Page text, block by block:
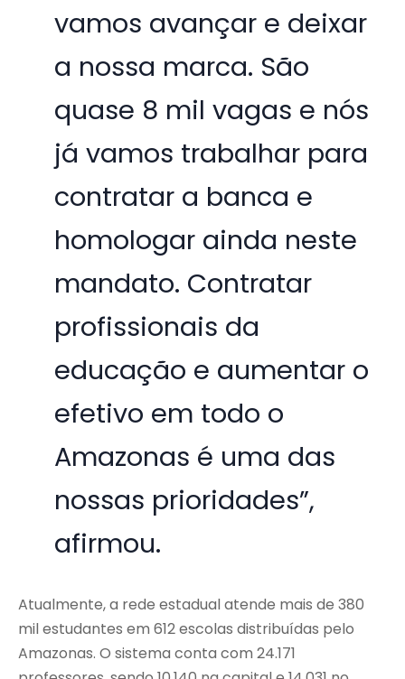
vamos avançar e deixar
a nossa marca. São
quase 8 mil vagas e nós
já vamos trabalhar para
contratar a banca e
homologar ainda neste
mandato. Contratar
profissionais da
educação e aumentar o
efetivo em todo o
Amazonas é uma das
nossas prioridades”,
afirmou.
Atualmente, a rede estadual atende mais de 380
mil estudantes em 612 escolas distribuídas pelo
Amazonas. O sistema conta com 24.171